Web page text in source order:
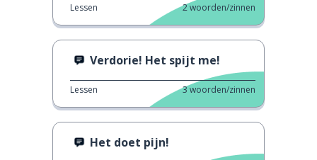
Lessen 2woorden/zinnen
Verdorie! Het spijt me!
Lessen 3woorden/zinnen
Het doet pijn!